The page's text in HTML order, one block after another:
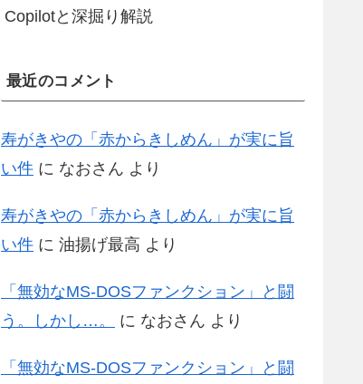
Copilotと深掘り解説
最近のコメント
寿がきやの「赤からきしめん」が実に旨
い件 に なおさん より
寿がきやの「赤からきしめん」が実に旨
い件 に 油揚げ最高 より
「無効なMS-DOSファンクション」と闘
う。しかし…。
に なおさん より
「無効なMS-DOSファンクション」と闘